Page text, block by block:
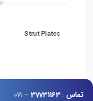
Strut Plates
تماس :
37731163
– 071